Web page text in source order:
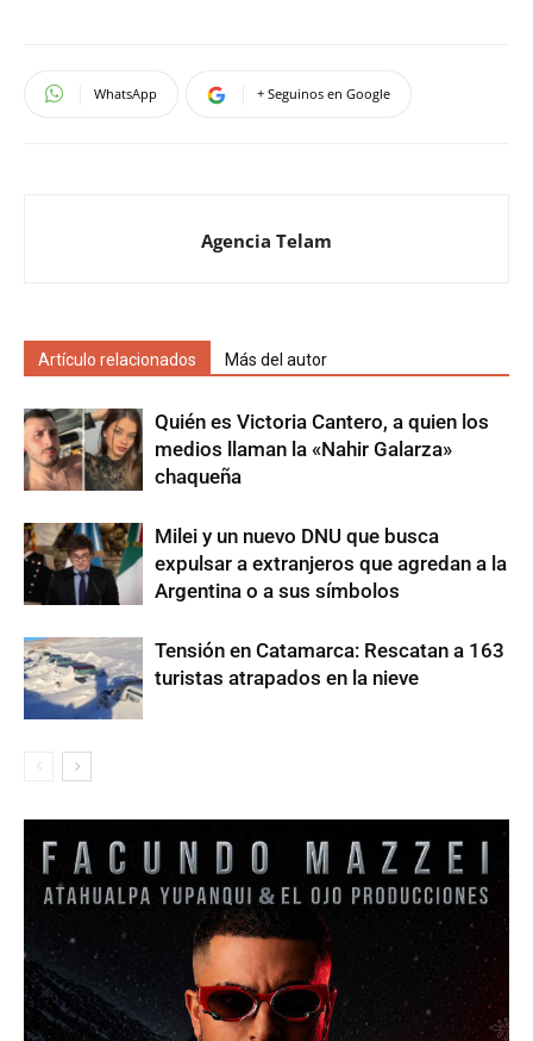
WhatsApp + Seguinos en Google
Agencia Telam
Artículo relacionados Más del autor
Quién es Victoria Cantero, a quien los
medios llaman la «Nahir Galarza»
chaqueña
Milei y un nuevo DNU que busca
expulsar a extranjeros que agredan a la
Argentina o a sus símbolos
Tensión en Catamarca: Rescatan a 163
turistas atrapados en la nieve